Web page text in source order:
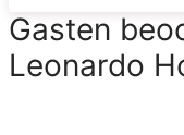
Gasten
Leonardo